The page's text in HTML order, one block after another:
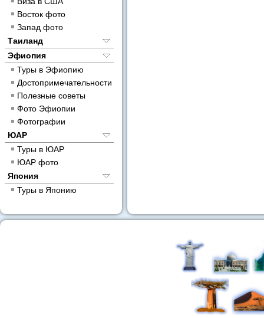
Восток фото
Запад фото
Таиланд
Эфиопия
Туры в Эфиопию
Достопримечательности
Полезные советы
Фото Эфиопии
Фотографии
ЮАР
Туры в ЮАР
ЮАР фото
Япония
Туры в Японию